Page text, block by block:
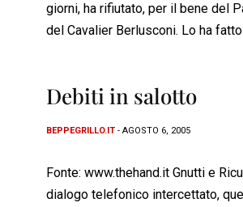
giorni, ha rifiutato, per il bene del
del Cavalier Berlusconi. Lo ha fatto
Debiti in salotto
BEPPEGRILLO.IT - AGOSTO 6, 2005
Fonte: www.thehand.it Gnutti e
dialogo telefonico intercettato,